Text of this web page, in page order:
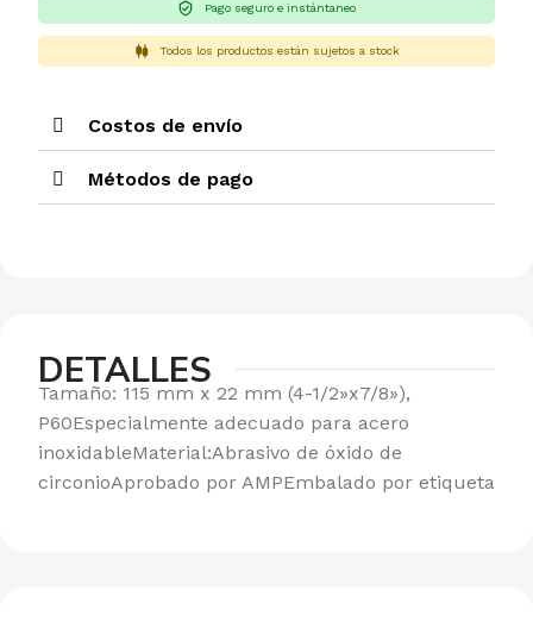
Pago seguro e instántaneo
Todos los productos están sujetos a stock
Costos de envío
Métodos de pago
DETALLES
Tamaño: 115 mm x 22 mm (4-1/2»x7/8»),
P60Especialmente adecuado para acero
inoxidableMaterial:Abrasivo de óxido de
circonioAprobado por AMPEmbalado por etiqueta